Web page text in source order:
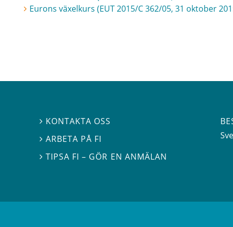
Eurons växelkurs (EUT 2015/C 362/05, 31 oktober
 KONTAKTA OSS
ARBETA PÅ FI
TIPSA FI – GÖR EN ANMÄLAN